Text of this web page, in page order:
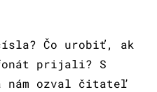
Čo urobiť, ak
prijali? S
nám ozval čitateľ